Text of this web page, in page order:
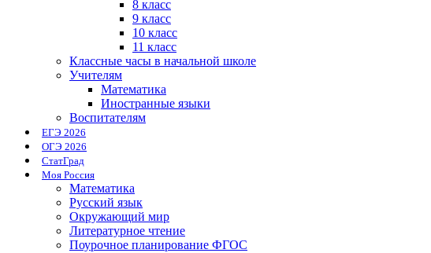
8 класс
9 класс
10 класс
11 класс
Классные часы в начальной школе
Учителям
Математика
Иностранные языки
Воспитателям
ЕГЭ 2026
ОГЭ 2026
СтатГрад
Моя Россия
Математика
Русский язык
Окружающий мир
Литературное чтение
Поурочное планирование ФГОС